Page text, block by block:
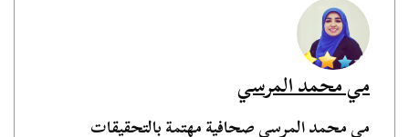
مي محمد المرسي
مي محمد المرسي صحافية مهتمة بالتحقيقات